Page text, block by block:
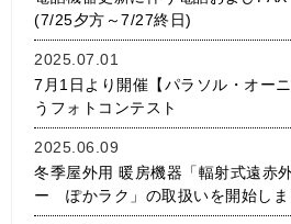
(7/25夕方～7/27終日)
2025.07.01
7月1日より開催【パラソル・オー
うフォトコンテスト
2025.06.09
冬季屋外用 暖房機器「輻射式遠赤
ー ぽかラク」の取扱いを開始しま